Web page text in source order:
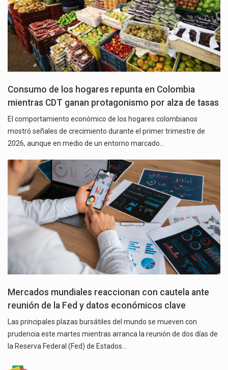
Consumo de los hogares repunta en Colombia
mientras CDT ganan protagonismo por alza de tasas
El comportamiento económico de los hogares colombianos
mostró señales de crecimiento durante el primer trimestre de
2026, aunque en medio de un entorno marcado…
Mercados mundiales reaccionan con cautela ante
reunión de la Fed y datos económicos clave
Las principales plazas bursátiles del mundo se mueven con
prudencia este martes mientras arranca la reunión de dos días de
la Reserva Federal (Fed) de Estados…